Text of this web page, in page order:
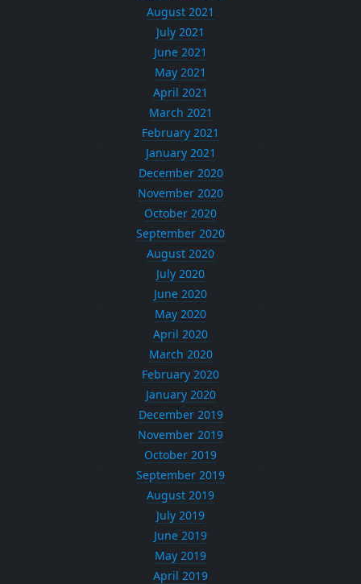
August 2021
July 2021
June 2021
May 2021
April 2021
March 2021
February 2021
January 2021
December 2020
November 2020
October 2020
September 2020
August 2020
July 2020
June 2020
May 2020
April 2020
March 2020
February 2020
January 2020
December 2019
November 2019
October 2019
September 2019
August 2019
July 2019
June 2019
May 2019
April 2019